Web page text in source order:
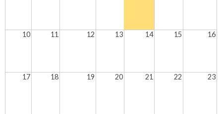
10 11 12 13 14 15 16
17 18 19 20 21 22 23